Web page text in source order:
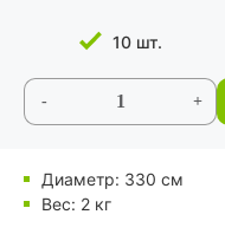
Диаметр: 330 см
Вес: 2 кг
- +
10 шт.